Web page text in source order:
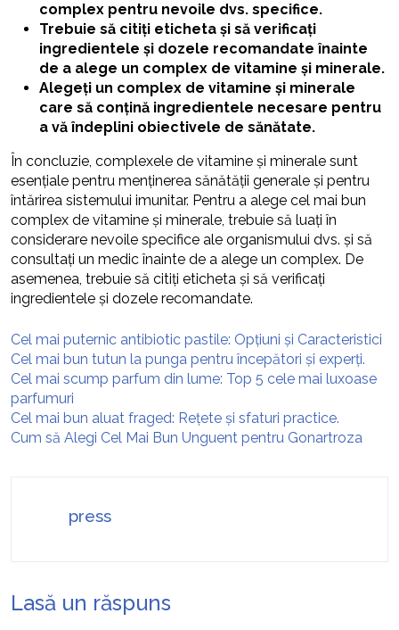
complex pentru nevoile dvs. specifice.
Trebuie să citiți eticheta și să verificați
ingredientele și dozele recomandate înainte
de a alege un complex de vitamine și minerale.
Alegeți un complex de vitamine și minerale
care să conțină ingredientele necesare pentru
a vă îndeplini obiectivele de sănătate.
În concluzie, complexele de vitamine și minerale sunt
esențiale pentru menținerea sănătății generale și pentru
întărirea sistemului imunitar. Pentru a alege cel mai bun
complex de vitamine și minerale, trebuie să luați în
considerare nevoile specifice ale organismului dvs. și să
consultați un medic înainte de a alege un complex. De
asemenea, trebuie să citiți eticheta și să verificați
ingredientele și dozele recomandate.
Cel mai puternic antibiotic pastile: Opțiuni și Caracteristici
Cel mai bun tutun la punga pentru începători și experți.
Cel mai scump parfum din lume: Top 5 cele mai luxoase
parfumuri
Cel mai bun aluat fraged: Rețete și sfaturi practice.
Cum să Alegi Cel Mai Bun Unguent pentru Gonartroza
press
Lasă un răspuns